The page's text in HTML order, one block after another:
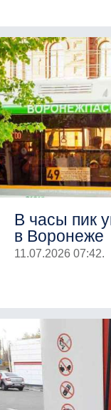
В часы пик
в Воронеже
11.07.2026 07:42.